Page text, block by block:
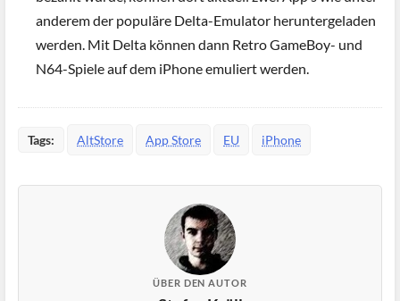
anderem der populäre Delta-Emulator heruntergeladen
werden. Mit Delta können dann Retro GameBoy- und
N64-Spiele auf dem iPhone emuliert werden.
Tags: AltStore App Store EU iPhone
ÜBER DEN AUTOR